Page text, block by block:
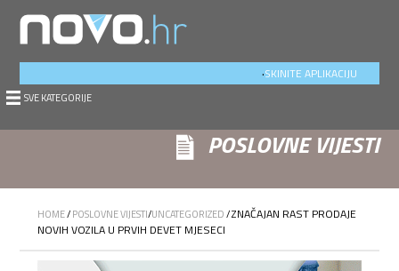
SKINITE APLIKACIJU
.
SVE KATEGORIJE
POSLOVNE VIJESTI
HOME/POSLOVNE VIJESTI/UNCATEGORIZED/ZNAČAJAN RAST PRODAJE
NOVIH VOZILA U PRVIH DEVET MJESECI